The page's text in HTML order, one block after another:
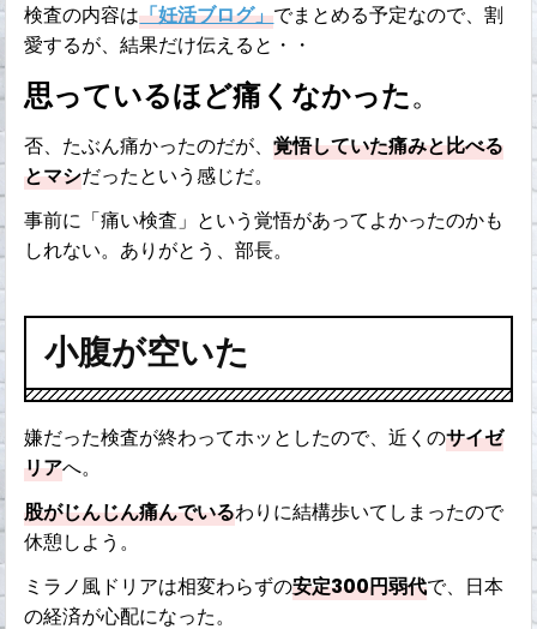
検査の内容は「妊活ブログ」でまとめる予定なので、割
愛するが、結果だけ伝えると・・
思っているほど痛くなかった。
否、たぶん痛かったのだが、覚悟していた痛みと比べる
とマシだったという感じだ。
事前に「痛い検査」という覚悟があってよかったのかも
しれない。ありがとう、部長。
小腹が空いた
嫌だった検査が終わってホッとしたので、近くのサイゼ
リアへ。
股がじんじん痛んでいるわりに結構歩いてしまったので
休憩しよう。
ミラノ風ドリアは相変わらずの安定300円弱代で、日本
の経済が心配になった。